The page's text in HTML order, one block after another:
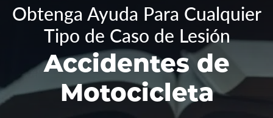
Obtenga Ayuda Para Cualquier
Tipo de Caso de Lesión
Accidentes de
Motocicleta